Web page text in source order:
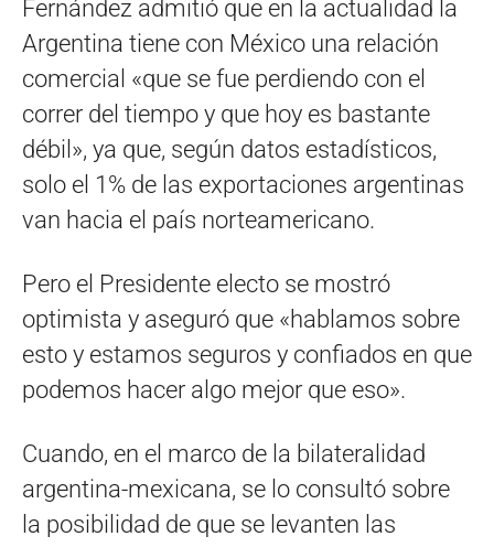
Fernández admitió que en la actualidad la
Argentina tiene con México una relación
comercial «que se fue perdiendo con el
correr del tiempo y que hoy es bastante
débil», ya que, según datos estadísticos,
solo el 1% de las exportaciones argentinas
van hacia el país norteamericano.
Pero el Presidente electo se mostró
optimista y aseguró que «hablamos sobre
esto y estamos seguros y confiados en que
podemos hacer algo mejor que eso».
Cuando, en el marco de la bilateralidad
argentina-mexicana, se lo consultó sobre
la posibilidad de que se levanten las